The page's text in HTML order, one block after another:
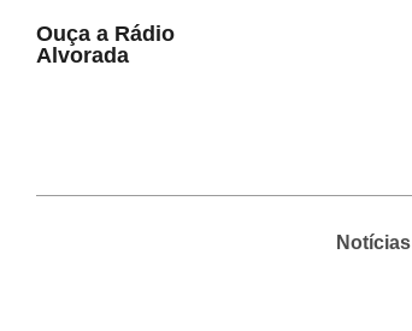
Ouça a Rádio
Alvorada
Notícias